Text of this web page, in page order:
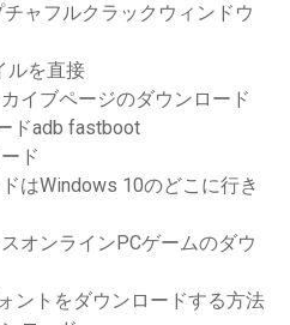
ャフルクラックウィンドウ
ルを直接
イブページのダウンロード
ドadb fastboot
ド
はWindows 10のどこに行き
オンラインPCゲームのダウ
ントをダウンロードする方法